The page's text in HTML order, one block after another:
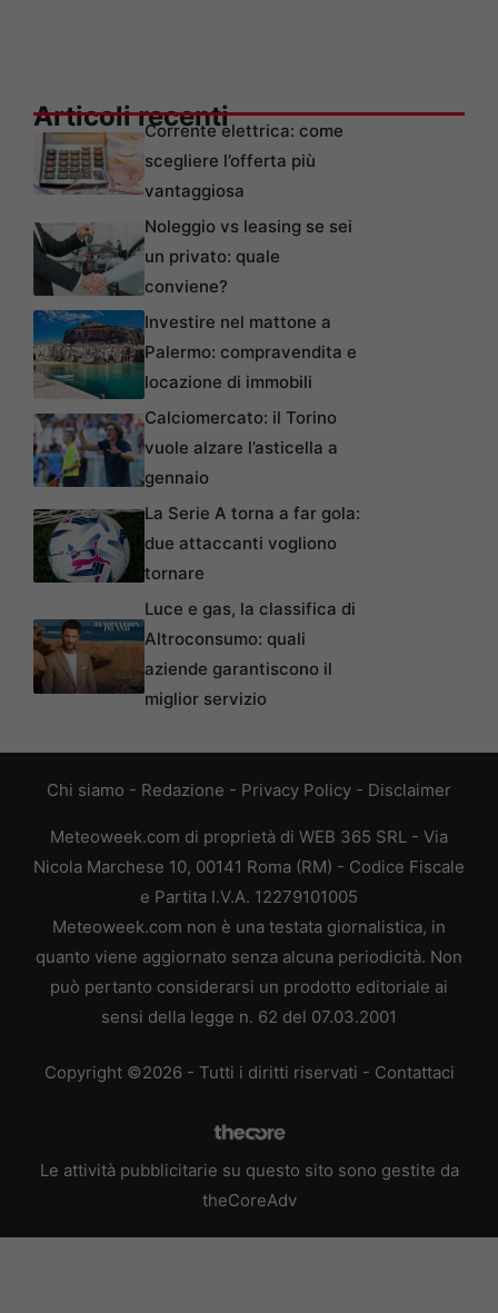
Articoli recentiCorrente elettrica: come
scegliere l’offerta più
vantaggiosa
Noleggio vs leasing se sei
un privato: quale
conviene?
Investire nel mattone a
Palermo: compravendita e
locazione di immobili
Calciomercato: il Torino
vuole alzare l’asticella a
gennaio
La Serie A torna a far gola:
due attaccanti vogliono
tornare
Luce e gas, la classifica di
Altroconsumo: quali
aziende garantiscono il
miglior servizio
Chi siamo - Redazione - Privacy Policy - Disclaimer
Meteoweek.com di proprietà di WEB 365 SRL - Via
Nicola Marchese 10, 00141 Roma (RM) - Codice Fiscale
e Partita I.V.A. 12279101005
Meteoweek.com non è una testata giornalistica, in
quanto viene aggiornato senza alcuna periodicità. Non
può pertanto considerarsi un prodotto editoriale ai
sensi della legge n. 62 del 07.03.2001
Copyright ©2026 - Tutti i diritti riservati - Contattaci
Le attività pubblicitarie su questo sito sono gestite da
theCoreAdv